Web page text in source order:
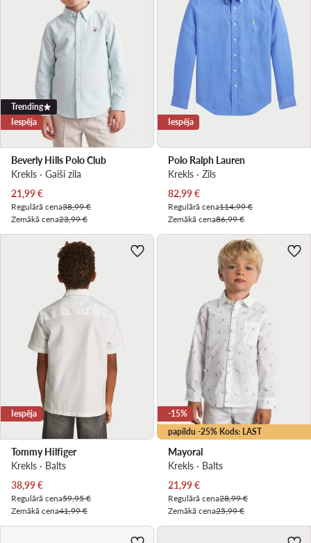
Trending
Iespēja
Beverly Hills Polo Club
Krekls · Gaiši zila
Pašreizējā cena
21,99€
Regulārā cena38,99 €
Zemākā cena23,99 €
Iespēja
Polo Ralph Lauren
Krekls · Zils
Pašreizējā cena
82,99€
Regulārā cena114,99 €
Zemākā cena86,99 €
Iespēja
Tommy Hilfiger
Krekls · Balts
Pašreizējā cena
38,99€
Regulārā cena59,95 €
Zemākā cena41,99 €
papildu -25% Kods: LAST
-15%
Mayoral
Krekls · Balts
Pašreizējā cena
21,99€
Regulārā cena28,99 €
Zemākā cena25,99 €